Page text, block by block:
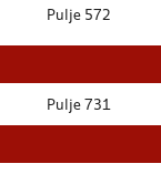
Pulje 572
Pulje 731